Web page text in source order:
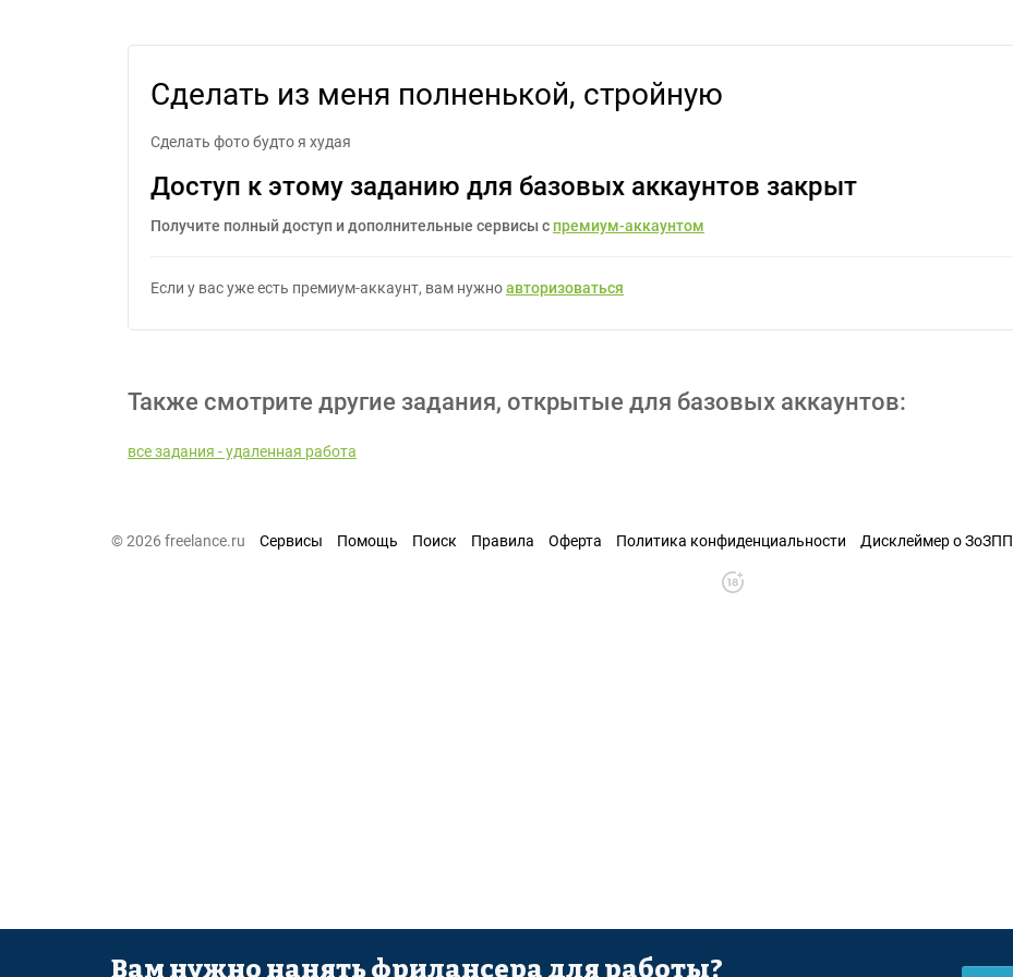
Сделать из меня полненькой, стройную
Сделать фото будто я худая
Доступ к этому заданию для базовых аккаунтов закрыт
Получите полный доступ и дополнительные сервисы с премиум-аккаунтом
Если у вас уже есть премиум-аккаунт, вам нужноавторизоваться
Также смотрите другие задания, открытые для базовых аккаунтов:
все задания - удаленная работа
© 2026 freelance.ru Сервисы Помощь Поиск Правила Оферта Политика конфиденциальности Дисклеймер о ЗоЗПП
Вам нужно нанять фрилансера для работы?